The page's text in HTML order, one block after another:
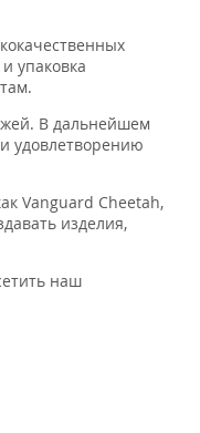
упаковка
В дальнейшем
удовлетворению
Vanguard Cheetah,
изделия,
наш